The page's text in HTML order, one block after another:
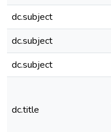
dc.subject
dc.subject
dc.subject
dc.title